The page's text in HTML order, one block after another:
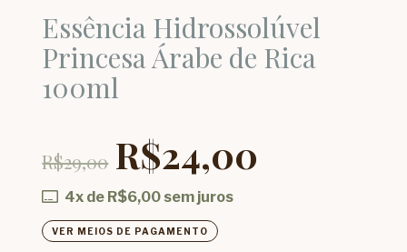
Essência Hidrossolúvel
Princesa Árabe de Rica
100ml
R$29,00 R$24,00
4x de R$6,00 sem juros
VER MEIOS DE PAGAMENTO